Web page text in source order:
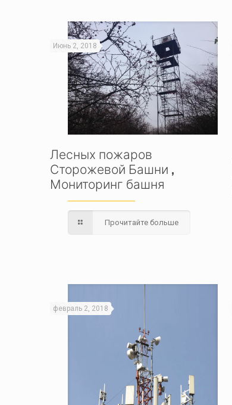
Июнь 2, 2018
Лесных пожаров
Сторожевой Башни ,
Мониторинг башня
Прочитайте больше
февраль 2, 2018